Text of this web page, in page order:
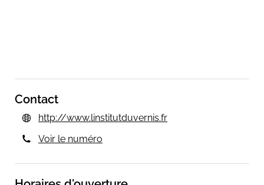
Contact
http://www.linstitutduvernis.fr
Voir le numéro